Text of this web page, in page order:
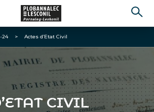
24 > Actes d’Etat Civil
CIVIL